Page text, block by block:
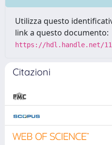
Utilizza questo
link a questo documento:
https://hdl.handle.net/
Citazioni